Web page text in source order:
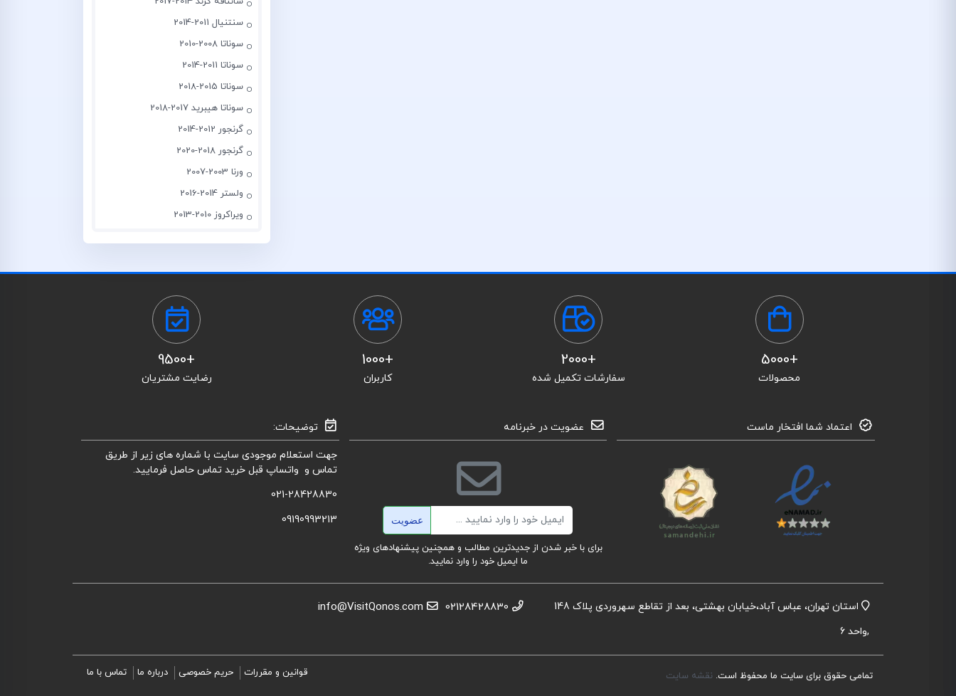
سنتنیال 2011-2014
سوناتا 2008-2010
سوناتا 2011-2014
سوناتا 2015-2018
سوناتا هیبرید 2017-2018
گرنجور 2012-2014
گرنجور 2018-2020
ورنا 2003-2007
ولستر 2014-2016
ویراکروز 2010-2013
+5000
محصولات
+2000
سفارشات تکمیل شده
+1000
کاربران
+9500
رضایت مشتریان
اعتماد شما افتخار ماست عضویت در خبرنامه
ایمیل عضویت
برای با خبر شدن از جدیدترین مطالب و همچنین پیشنهادهای ویژه
ما ایمیل خود را وارد نمایید.
توضیحات:
جهت استعلام موجودی سایت با شماره های زیر از طریق
تماس و واتساپ قبل خرید تماس حاصل فرمایید.
021-28428830
09190993213
استان تهران، عباس آباد،خیابان بهشتی، بعد از تقاطع سهروردی پلاک 148
,واحد 6
02128428830
info@VisitQonos.com
تمامی حقوق برای سایت ما محفوظ است. نقشه سایت قوانین و مقررات حریم خصوصی درباره ما تماس با ما